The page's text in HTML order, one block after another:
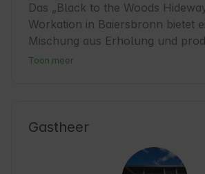
Das „Black to the Woods
Workation in Baiersbronn bietet
Mischung aus Erholung und
Arbeiten. Baiersbronn, eingebettet
und gleichzeitig die Region
die frische Luft genießen – hier
Toon meer
Gastheer